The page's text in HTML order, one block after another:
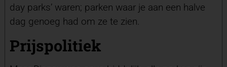
day parks’ waren; parken waar je aan een halve
dag genoeg had om ze te zien.
Prijspolitiek